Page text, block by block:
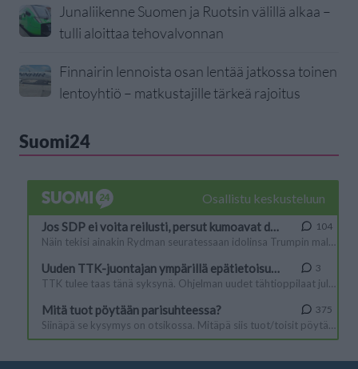
Junaliikenne Suomen ja Ruotsin välillä alkaa –
tulli aloittaa tehovalvonnan
Finnairin lennoista osan lentää jatkossa toinen
lentoyhtiö – matkustajille tärkeä rajoitus
Suomi24